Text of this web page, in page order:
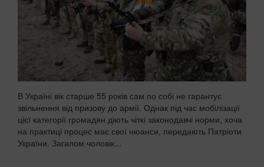
В Україні вік старше 55 років сам по собі не гарантує
звільнення від призову до армії. Однак під час мобілізації
цієї категорії громадян діють чіткі законодавчі норми, хоча
на практиці процес має свої нюанси, передають Патріоти
України. Загалом чоловік...